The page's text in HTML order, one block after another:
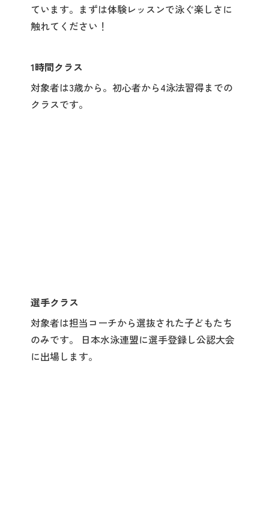
ています。まずは体験レッスンで泳ぐ楽しさに
触れてください！
1時間クラス
対象者は3歳から。初心者から4泳法習得までの
クラスです。
選手クラス
対象者は担当コーチから選抜された子どもたち
のみです。 日本水泳連盟に選手登録し公認大会
に出場します。